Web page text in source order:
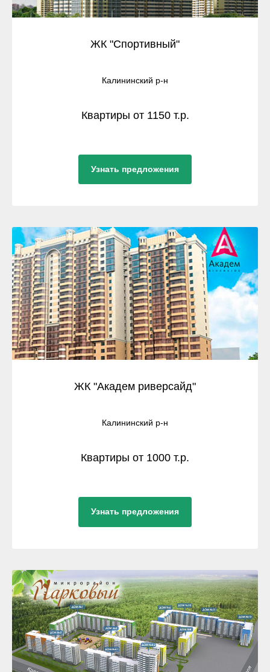
ЖК "Спортивный"
Калининский р-н
Квартиры от 1150 т.р.
Узнать предложения
ЖК "Академ риверсайд"
Калининский р-н
Квартиры от 1000 т.р.
Узнать предложения